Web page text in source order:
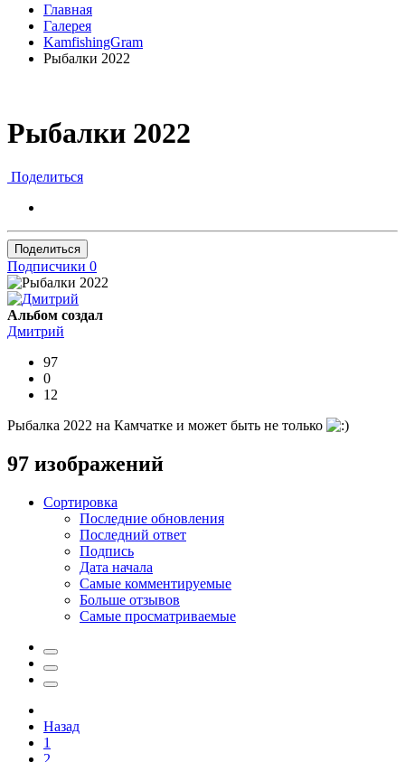
Главная
Галерея
KamfishingGram
Рыбалки 2022
Рыбалки 2022
Поделиться
Поделиться
Подписчики 0
Альбом создал
Дмитрий
97
0
12
Рыбалка 2022 на Камчатке и может быть не только
97 изображений
Сортировка
Последние обновления
Последний ответ
Подпись
Дата начала
Самые комментируемые
Больше отзывов
Самые просматриваемые
Назад
1